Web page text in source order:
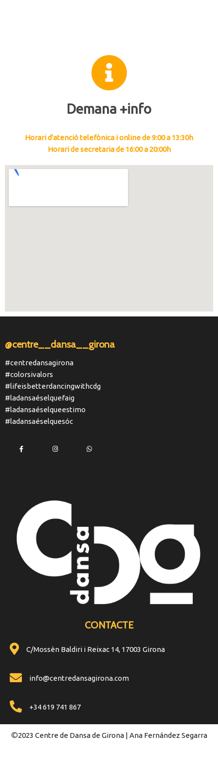
Demana +info
Horari d'atenció telefònica i online de 9:00 a 13:30h
Horari de secretaria de 16:00 a 20:00h
@centre__dansa__girona
#centredansagirona
#colorsivalors
#lifeisbetterdancingwithcdg
#ladansaéselquefaig
#ladansaéselqueestimo
#ladansaéselquesóc
CONTACTE
C/Mossèn Baldiri i Reixac 14, 17003 Girona
info@centredansagirona.com
+34 619 741 867
©2023 Centre de Dansa de Girona | Ana Fernández Segarra